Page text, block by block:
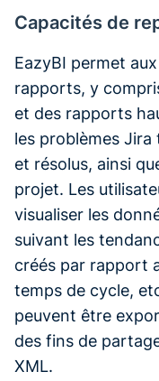
Capacités de
EazyBI permet
rapports, y
et des rapports
les problèmes Jira
et résolus, ainsi
projet. Les
visualiser les
suivant les
créés par rapport
temps de cycle,
peuvent être
des fins de
XML.